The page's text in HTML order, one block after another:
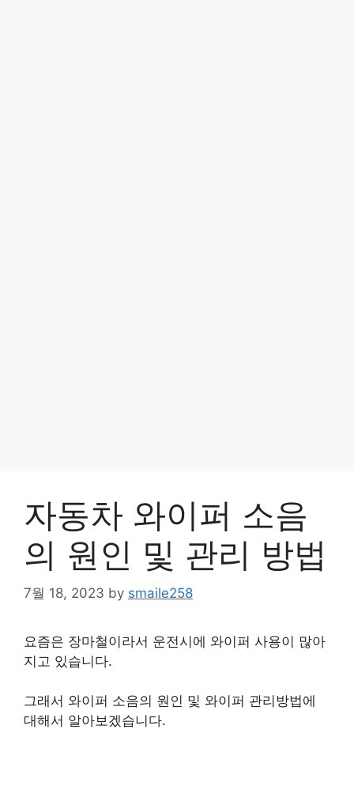
자동차 와이퍼 소음
의 원인 및 관리 방법
7월 18, 2023 by smaile258
요즘은 장마철이라서 운전시에 와이퍼 사용이 많아
지고 있습니다.
그래서 와이퍼 소음의 원인 및 와이퍼 관리방법에
대해서 알아보겠습니다.